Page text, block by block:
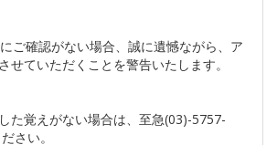
ご確認がない場合、誠に遺憾ながら、ア
せていただくことを警告いたします。
た覚えがない場合は、至急(03)-5757-
さい。